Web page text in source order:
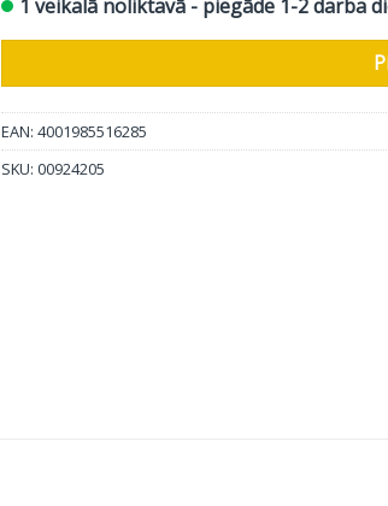
1 veikalā noliktavā - piegāde 1-2 darba
EAN: 4001985516285
SKU: 00924205